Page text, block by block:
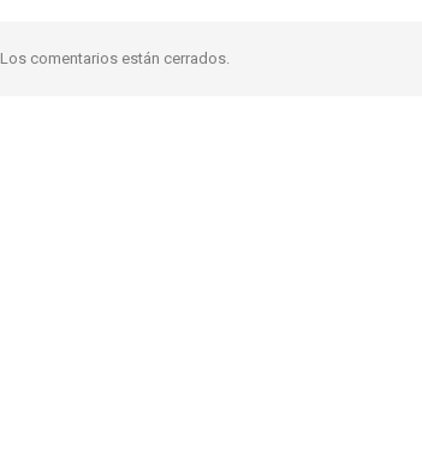
Los comentarios están cerrados.